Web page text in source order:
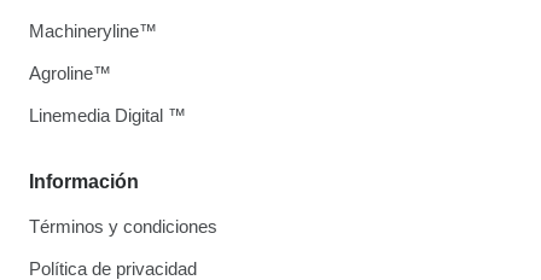
Información
Términos y condiciones
Política de privacidad
Machineryline™
Agroline™
Linemedia Digital ™